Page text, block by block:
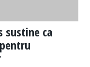
sustine ca